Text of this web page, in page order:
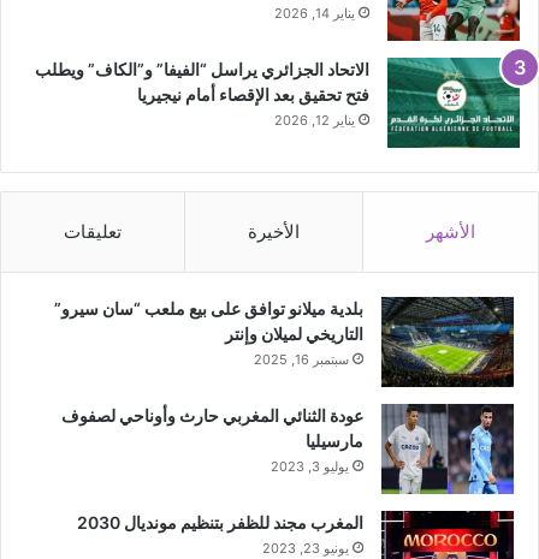
يناير 14, 2026
الاتحاد الجزائري يراسل “الفيفا” و”الكاف” ويطلب
فتح تحقيق بعد الإقصاء أمام نيجيريا
يناير 12, 2026
الأشهر الأخيرة تعليقات
بلدية ميلانو توافق على بيع ملعب “سان سيرو”
التاريخي لميلان وإنتر
سبتمبر 16, 2025
عودة الثنائي المغربي حارث وأوناحي لصفوف
مارسيليا
يوليو 3, 2023
المغرب مجند للظفر بتنظيم مونديال 2030
يونيو 23, 2023